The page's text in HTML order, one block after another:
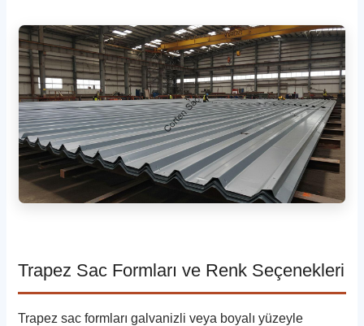
Trapez Sac Formları ve Renk Seçenekleri
Trapez sac formları galvanizli veya boyalı yüzeyle